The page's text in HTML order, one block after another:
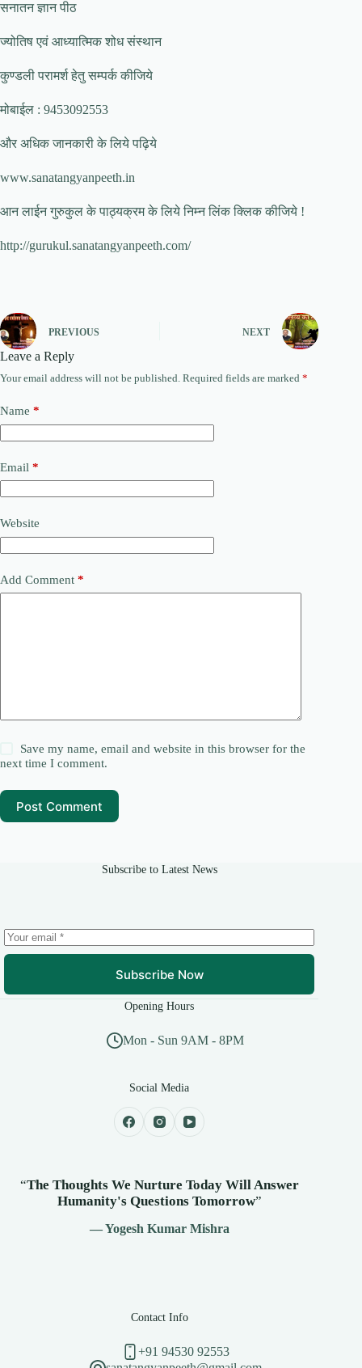
सनातन ज्ञान पीठ
ज्योतिष एवं आध्यात्मिक शोध संस्थान
कुण्डली परामर्श हेतु सम्पर्क कीजिये
मोबाईल : 9453092553
और अधिक जानकारी के लिये पढ़िये
www.sanatangyanpeeth.in
आन लाईन गुरुकुल के पाठ्यक्रम के लिये निम्न लिंक क्लिक कीजिये !
http://gurukul.sanatangyanpeeth.com/
PREVIOUS NEXT
Leave a Reply
Your email address will not be published. Required fields are marked *
Name *
Email *
Website
Add Comment *
Save my name, email and website in this browser for the
next time I comment.
Post Comment
Subscribe to Latest News
Subscribe Now
Opening Hours
Mon - Sun 9AM - 8PM
Social Media
“The Thoughts We Nurture Today Will Answer
Humanity's Questions Tomorrow”
— Yogesh Kumar Mishra
Contact Info
+91 94530 92553